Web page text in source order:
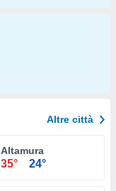
Altre città
Altamura
35° 24°